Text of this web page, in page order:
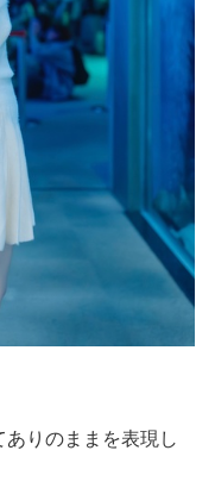
りのままを表現し